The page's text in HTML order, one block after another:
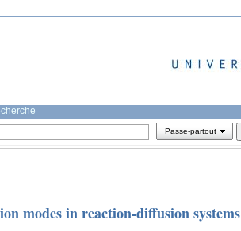
Passe-partout
modes in reaction-diffusion systems